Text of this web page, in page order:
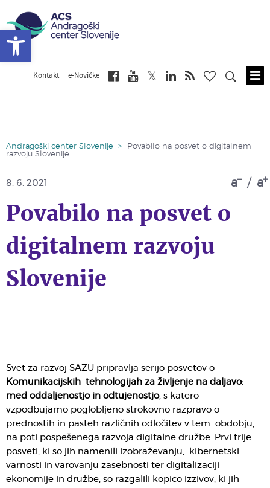
Kontakt e-Novičke
Andragoški center Slovenije >
Povabilo na posvet o digitalnem
razvoju Slovenije
a / a
8. 6. 2021
Povabilo na posvet o
digitalnem razvoju
Slovenije
Svet za razvoj SAZU pripravlja serijo posvetov o
Komunikacijskih tehnologijah za življenje na daljavo:
med oddaljenostjo in odtujenostjo, s katero
vzpodbujamo poglobljeno strokovno razpravo o
prednostih in pasteh različnih odločitev v tem obdobju,
na poti pospešenega razvoja digitalne družbe. Prvi trije
posveti, ki so jih namenili izobraževanju, kibernetski
varnosti in varovanju zasebnosti ter digitalizaciji
ekonomije in družbe, so razgalili kopico izzivov, ki jih
Open toolbar